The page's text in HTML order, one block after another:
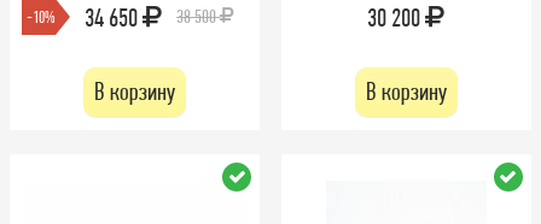
-10% 34 650 38 500
В корзину
30 200
В корзину